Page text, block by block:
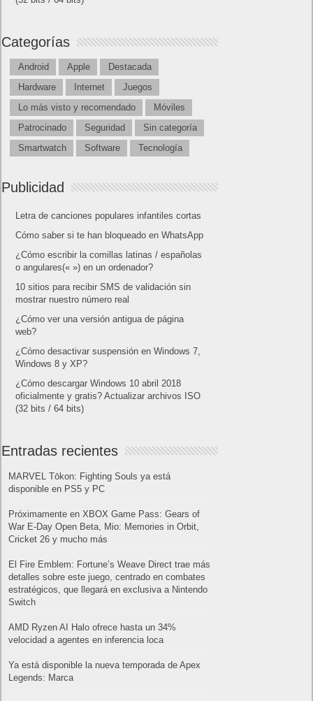
Categorías
Android Apple
Destacada
Hardware
Internet
Juegos
Lo más visto y recomendado
Móviles
Patrocinado
Seguridad
Sin categoría
Smartwatch
Software Tecnología
Publicidad
Letra de canciones populares infantiles cortas
Cómo saber si te han bloqueado en WhatsApp
¿Cómo escribir la comillas latinas / españolas
o angulares(« ») en un ordenador?
10 sitios para recibir SMS de validación sin
mostrar nuestro número real
¿Cómo ver una versión antigua de página
web?
¿Cómo desactivar suspensión en Windows 7,
Windows 8 y XP?
¿Cómo descargar Windows 10 abril 2018
oficialmente y gratis? Actualizar archivos ISO
(32 bits / 64 bits)
Entradas recientes
MARVEL Tōkon: Fighting Souls ya está
disponible en PS5 y PC
Próximamente en XBOX Game Pass: Gears of
War E-Day Open Beta, Mio: Memories in Orbit,
Cricket 26 y mucho más
El Fire Emblem: Fortune’s Weave Direct trae más
detalles sobre este juego, centrado en combates
estratégicos, que llegará en exclusiva a Nintendo
Switch
AMD Ryzen AI Halo ofrece hasta un 34%
velocidad a agentes en inferencia loca
Ya está disponible la nueva temporada de Apex
Legends: Marca